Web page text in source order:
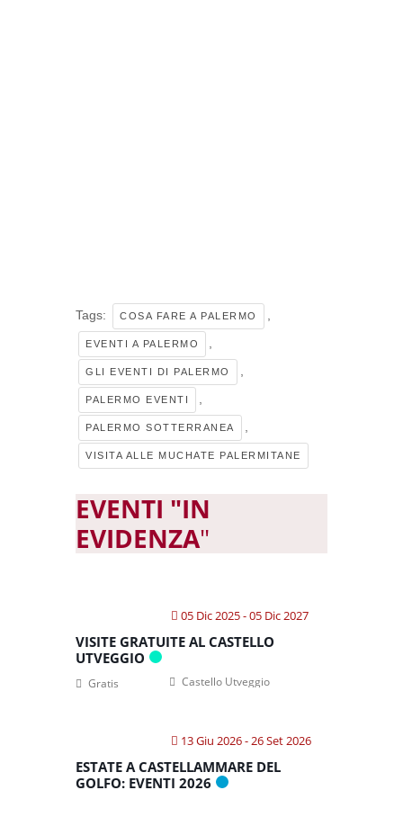
Tags: COSA FARE A PALERMO
EVENTI A PALERMO
GLI EVENTI DI PALERMO
PALERMO EVENTI
PALERMO SOTTERRANEA
VISITA ALLE MUCHATE PALERMITANE
EVENTI "IN
EVIDENZA"
05 Dic 2025- 05 Dic 2027
VISITE GRATUITE AL CASTELLO
UTVEGGIO
Castello Utveggio
Gratis
13 Giu 2026- 26 Set 2026
ESTATE A CASTELLAMMARE DEL
GOLFO: EVENTI 2026